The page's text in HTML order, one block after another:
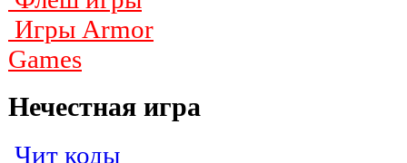
Игры Armor
Games
Нечестная игра
Чит коды